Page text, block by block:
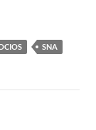
SNA